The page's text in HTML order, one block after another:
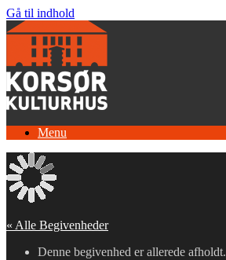
Gå til indhold
Menu
« Alle Begivenheder
Denne begivenhed er allerede afholdt.